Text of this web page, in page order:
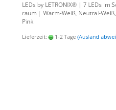
LEDs by LE­TRO­NIX® | 7 LEDs
raum | Warm-​Weiß, Neutral-​
Pink
Lieferzeit: 1-2 Tage (Ausland